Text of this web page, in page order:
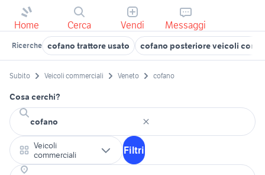
Home Cerca Vendi Messaggi
Ricerche cofano trattore usato cofano posteriore veicoli
Subito Veicoli commerciali Veneto cofano
Cosa cerchi?
Veicoli
commerciali
Filtri